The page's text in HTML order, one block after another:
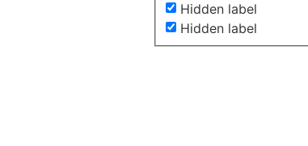
Hidden label
Hidden label